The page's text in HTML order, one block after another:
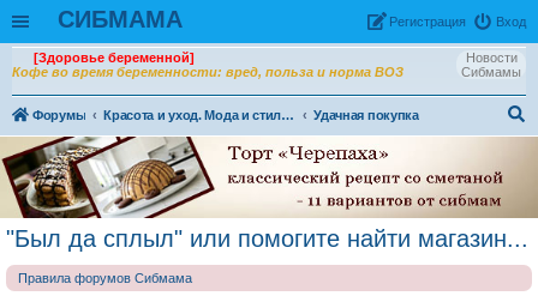
СИБМАМА Вход
Рeгиcтpaция
Новости
Сибмамы
[Здоровье беременной]
Кофе во время беременности: вред, польза и норма ВОЗ
Форумы Красота и уход. Мода и стиль. Здоровье
Удачная покупка
"Был да сплыл" или помогите найти магазин...
Правила форумов Сибмама